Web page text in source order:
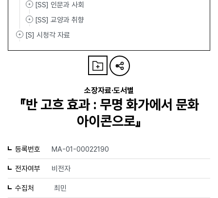
[SS] 인문과 사회
[SS] 교양과 취향
[S] 시청각 자료
소장자료·도서별
『반 고흐 효과 : 무명 화가에서 문화
아이콘으로』
등록번호 MA-01-00022190
전자여부 비전자
수집처 최민